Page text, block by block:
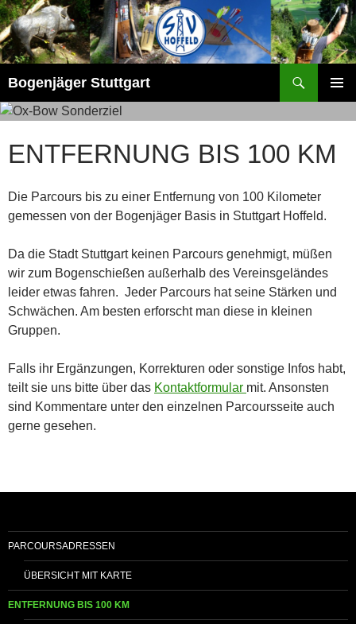
Zum
Inhalt
springen
Bogenjäger Stuttgart
MENÜ
ENTFERNUNG BIS 100 KM
Die Parcours bis zu einer Entfernung von 100 Kilometer
gemessen von der Bogenjäger Basis in Stuttgart Hoffeld.
Da die Stadt Stuttgart keinen Parcours genehmigt, müßen
wir zum Bogenschießen außerhalb des Vereinsgeländes
leider etwas fahren. Jeder Parcours hat seine Stärken und
Schwächen. Am besten erforscht man diese in kleinen
Gruppen.
Falls ihr Ergänzungen, Korrekturen oder sonstige Infos habt,
teilt sie uns bitte über das Kontaktformular mit. Ansonsten
sind Kommentare unter den einzelnen Parcoursseite auch
gerne gesehen.
PARCOURSADRESSEN
ÜBERSICHT MIT KARTE
ENTFERNUNG BIS 100 KM